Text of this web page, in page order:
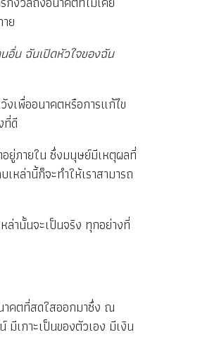
ย
อื่น ฉันเปิดหัวใจของฉัน
เพื่ออนาคตหรือการแก้ไข
ที่ดี
อยู่ภายใน ซึ่งมนุษย์มีเหตุผลที่
หล่านี้ก็จะทำให้เราสามารถ
ล่านั้นจะเป็นจริง ทุกอย่างที่
าคตที่สดใสออกมาซึ่ง ณ
เกาะเป็นของตัวเอง มีเงิน